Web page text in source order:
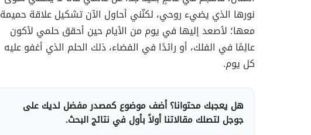
نورها الذي يضيء روحي، لكنّني أحاول الآن تشكيل علاقة حميمة
معها؛ لأصعد إليها في يوم من الأيام حين أحقق حلمي لأكون
عالِمًا في الفلك، أو رائدًا في الفضاء، ذلك الحلم الذي أغفو عليه
كل يوم.
هل يعجبك محتوانا؟ أضف موضوع كمصدر مفضل لديك على
جوجل لتصلك مقالاتنا أولاً بأول في نتائج البحث.